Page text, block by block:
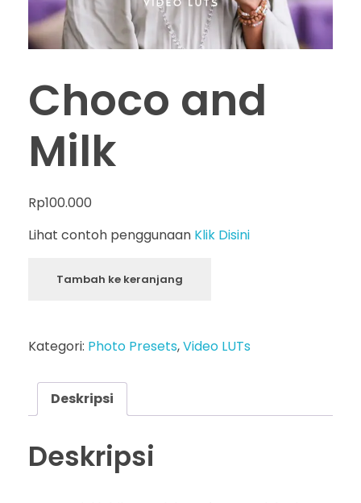
Choco and
Milk
Rp100.000
Lihat contoh penggunaan Klik Disini
Tambah ke keranjang
Kategori: Photo Presets,Video LUTs
Deskripsi
Deskripsi